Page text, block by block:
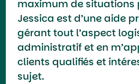
maximum de situations
Jessica est d’une aide
gérant tout l’aspect
administratif et en
clients qualifiés et
sujet.